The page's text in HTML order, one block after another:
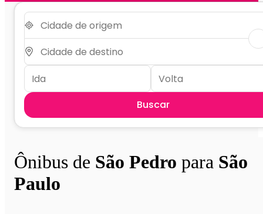
Buscar
Ônibus de São Pedro para São
Paulo